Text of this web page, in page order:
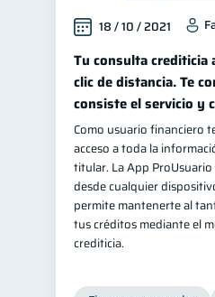
18 / 10 / 2021
Tu consulta crediticia
clic de distancia. Te
consiste el servicio y
Como usuario financiero
acceso a toda la
titular. La App
desde cualquier
permite mantenerte al
tus créditos mediante el
crediticia.